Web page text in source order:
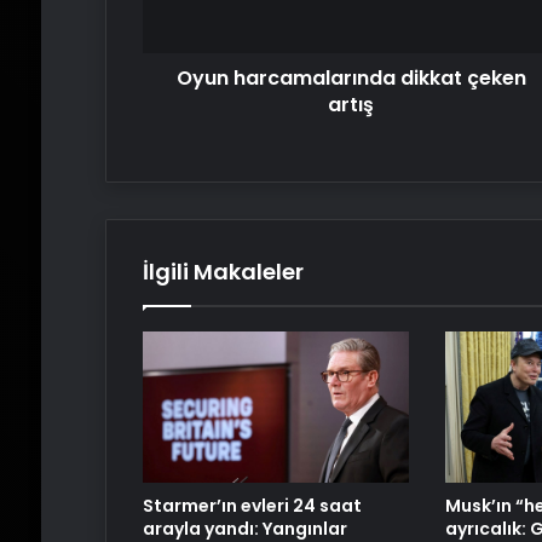
Oyun harcamalarında dikkat çeken
artış
İlgili Makaleler
Starmer’ın evleri 24 saat
arayla yandı: Yangınlar
Musk’ın
ayrıcalık: